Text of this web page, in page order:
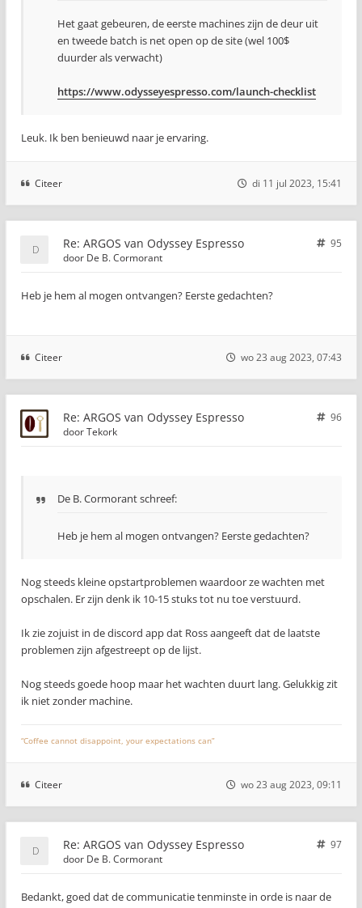
Het gaat gebeuren, de eerste machines zijn de deur uit
en tweede batch is net open op de site (wel 100$
duurder als verwacht)
https://www.odysseyespresso.com/launch-checklist
Leuk. Ik ben benieuwd naar je ervaring.
Citeer di 11 jul 2023, 15:41
Re: ARGOS van Odyssey Espresso
95
door De B. Cormorant
Heb je hem al mogen ontvangen? Eerste gedachten?
Citeer wo 23 aug 2023, 07:43
Re: ARGOS van Odyssey Espresso
96
doorTekork
De B. Cormorant schreef:
Heb je hem al mogen ontvangen? Eerste gedachten?
Nog steeds kleine opstartproblemen waardoor ze wachten met
opschalen. Er zijn denk ik 10-15 stuks tot nu toe verstuurd.
Ik zie zojuist in de discord app dat Ross aangeeft dat de laatste
problemen zijn afgestreept op de lijst.
Nog steeds goede hoop maar het wachten duurt lang. Gelukkig zit
ik niet zonder machine.
“Coffee cannot disappoint, your expectations can”
Citeer wo 23 aug 2023, 09:11
Re: ARGOS van Odyssey Espresso
97
door De B. Cormorant
Bedankt, goed dat de communicatie tenminste in orde is naar de